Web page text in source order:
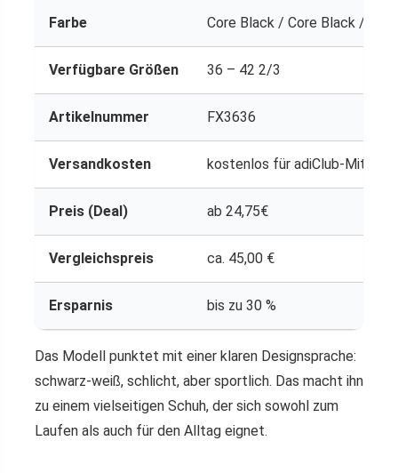
Farbe Core Black / Core Black /
Verfügbare Größen 36 – 42 2/3
Artikelnummer FX3636
Versandkosten kostenlos für adiClub-
Preis (Deal) ab 24,75€
Vergleichspreis ca. 45,00 €
Ersparnis bis zu 30 %
Das Modell punktet mit einer klaren Designsprache:
schwarz-weiß, schlicht, aber sportlich. Das macht ihn
zu einem vielseitigen Schuh, der sich sowohl zum
Laufen als auch für den Alltag eignet.